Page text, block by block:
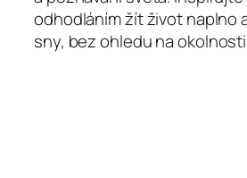
odhodláním žít život naplno
sny, bez ohledu na